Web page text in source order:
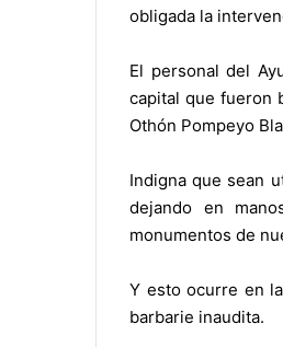
obligada la
El personal del
capital que fueron
Othón Pompeyo
Indigna que sean
dejando en
monumentos de
Y esto ocurre en
barbarie inaudita.